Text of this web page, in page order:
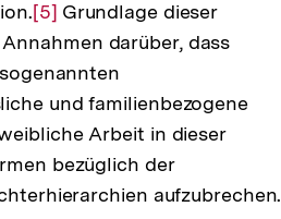
Zur
Auflösung
der
Fußnote
[5] Grundlage dieser
darüber, dass
und familienbezogene
Arbeit in dieser
bezüglich der
aufzubrechen.